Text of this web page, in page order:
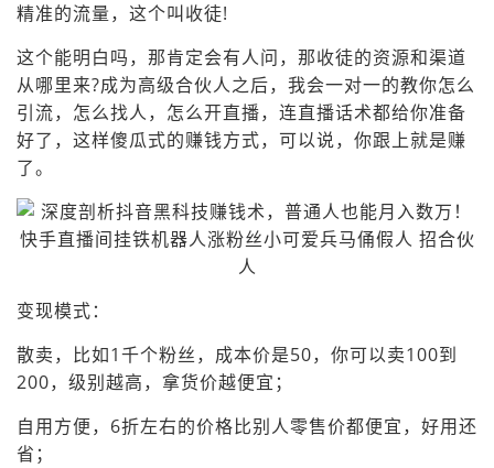
精准的流量，这个叫收徒!
这个能明白吗，那肯定会有人问，那收徒的资源和渠道
从哪里来?成为高级合伙人之后，我会一对一的教你怎么
引流，怎么找人，怎么开直播，连直播话术都给你准备
好了，这样傻瓜式的赚钱方式，可以说，你跟上就是赚
了。
变现模式：
散卖，比如1千个粉丝，成本价是50，你可以卖100到
200，级别越高，拿货价越便宜；
自用方便，6折左右的价格比别人零售价都便宜，好用还
省；